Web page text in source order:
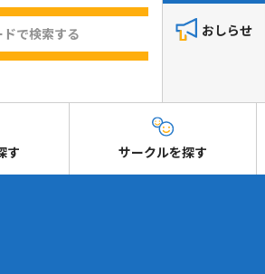
おしらせ
す サークルを探す